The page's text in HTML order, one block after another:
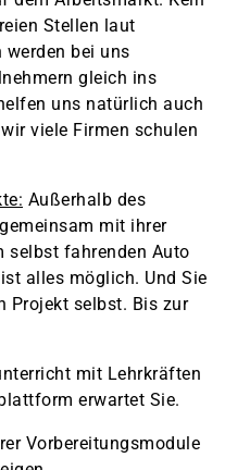
Stellen laut
werden bei uns
gleich ins
uns natürlich auch
viele Firmen schulen
Außerhalb des
mit ihrer
selbst fahrenden Auto
alles möglich. Und Sie
Projekt selbst. Bis zur
mit Lehrkräften
erwartet Sie.
Vorbereitungsmodule